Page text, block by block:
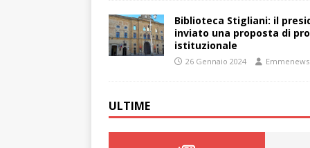
Biblioteca Stigliani: il
inviato una proposta di
istituzionale
26 Gennaio 2024 Emmenews
ULTIME